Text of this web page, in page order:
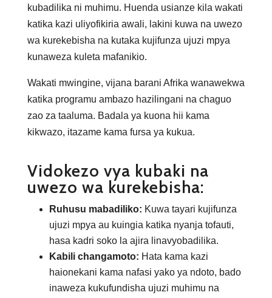
kubadilika ni muhimu. Huenda usianze kila wakati
katika kazi uliyofikiria awali, lakini kuwa na uwezo
wa kurekebisha na kutaka kujifunza ujuzi mpya
kunaweza kuleta mafanikio.
Wakati mwingine, vijana barani Afrika wanawekwa
katika programu ambazo hazilingani na chaguo
zao za taaluma. Badala ya kuona hii kama
kikwazo, itazame kama fursa ya kukua.
Vidokezo vya kubaki na
uwezo wa kurekebisha:
Ruhusu mabadiliko: Kuwa tayari kujifunza
ujuzi mpya au kuingia katika nyanja tofauti,
hasa kadri soko la ajira linavyobadilika.
Kabili changamoto: Hata kama kazi
haionekani kama nafasi yako ya ndoto, bado
inaweza kukufundisha ujuzi muhimu na